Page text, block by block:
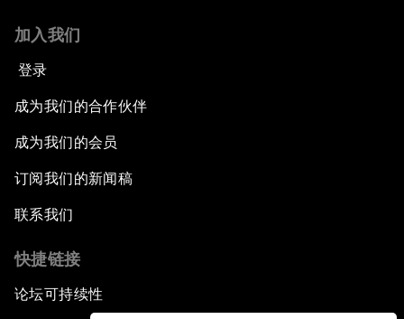
加入我们
登录
成为我们的合作伙伴
成为我们的会员
订阅我们的新闻稿
联系我们
快捷链接
论坛可持续性